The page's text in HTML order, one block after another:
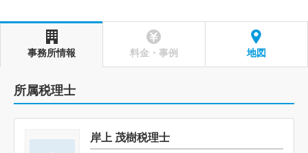
事務所情報 料金・事例 地図
所属税理士
岸上 茂樹税理士